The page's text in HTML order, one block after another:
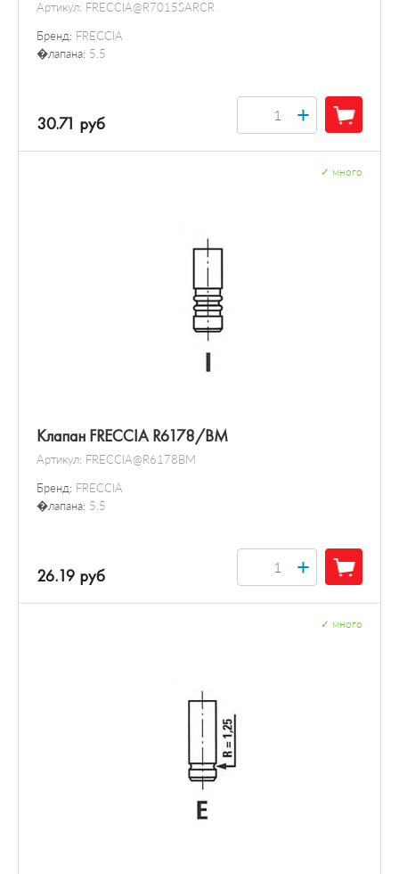
Артикул: FRECCIA@R7015SARCR
Бренд: FRECCIA
�лапана: 5.5
30.71 руб +
Клапан FRECCIA R6178/BM
Артикул: FRECCIA@R6178BM
Бренд: FRECCIA
�лапана: 5.5
много
26.19 руб +
много